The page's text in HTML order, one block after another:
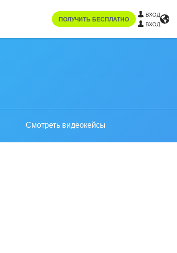
ПОЛУЧИТЬ БЕСПЛАТНО
ВХОД
ВХОД
Смотреть видеокейсы